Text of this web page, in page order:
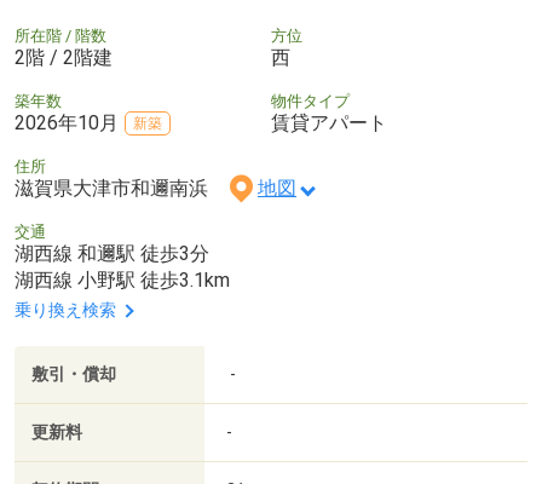
所在階 / 階数
2階 / 2階建
方位
西
築年数
2026年10月 新築
物件タイプ
賃貸アパート
住所
滋賀県大津市和邇南浜 地図
交通
湖西線 和邇駅 徒歩3分
湖西線 小野駅 徒歩3.1km
乗り換え検索
敷引・償却 -
更新料 -